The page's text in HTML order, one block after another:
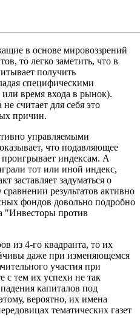
в основе мировоззрений
то легко заметить, что в
получить
специфическими
время входа в рынок).
считает для себя это
причин.
управляемыми
что подавляющее
индексам. А
тот или иной индекс,
заставляет задуматься о
результатов активно
фондов довольно подробно
"Инвесторы против
из 4-го квадранта, то их
даже при изменяющемся
участия при
с тем их успехи не так
капиталов под
вероятно, их имена
тематических газет